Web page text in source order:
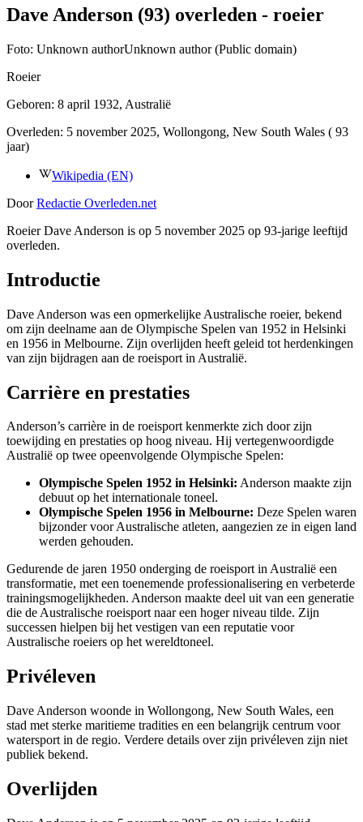
Dave Anderson (93) overleden - roeier
Foto: Unknown authorUnknown author (Public domain)
Roeier
Geboren: 8 april 1932, Australië
Overleden: 5 november 2025, Wollongong, New South Wales ( 93
jaar)
Wikipedia (EN)
Door Redactie Overleden.net
Roeier Dave Anderson is op 5 november 2025 op 93-jarige leeftijd
overleden.
Introductie
Dave Anderson was een opmerkelijke Australische roeier, bekend
om zijn deelname aan de Olympische Spelen van 1952 in Helsinki
en 1956 in Melbourne. Zijn overlijden heeft geleid tot herdenkingen
van zijn bijdragen aan de roeisport in Australië.
Carrière en prestaties
Anderson’s carrière in de roeisport kenmerkte zich door zijn
toewijding en prestaties op hoog niveau. Hij vertegenwoordigde
Australië op twee opeenvolgende Olympische Spelen:
Olympische Spelen 1952 in Helsinki: Anderson maakte zijn
debuut op het internationale toneel.
Olympische Spelen 1956 in Melbourne: Deze Spelen waren
bijzonder voor Australische atleten, aangezien ze in eigen land
werden gehouden.
Gedurende de jaren 1950 onderging de roeisport in Australië een
transformatie, met een toenemende professionalisering en verbeterde
trainingsmogelijkheden. Anderson maakte deel uit van een generatie
die de Australische roeisport naar een hoger niveau tilde. Zijn
successen hielpen bij het vestigen van een reputatie voor
Australische roeiers op het wereldtoneel.
Privéleven
Dave Anderson woonde in Wollongong, New South Wales, een
stad met sterke maritieme tradities en een belangrijk centrum voor
watersport in de regio. Verdere details over zijn privéleven zijn niet
publiek bekend.
Overlijden